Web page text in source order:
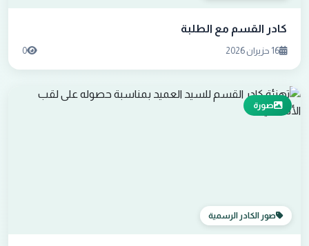
كادر القسم مع الطلبة
16 حزيران 2026 0
صورة
صور الكادر الرسمية